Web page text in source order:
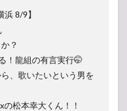
浜 8/9】
？
！龍組の有言実行🤭
、歌いたいという男を
松本幸大くん！！